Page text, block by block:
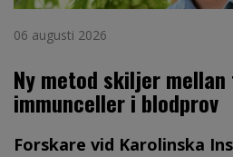
06 augusti 2026
Ny metod skiljer
immunceller i blodprov
Forskare vid Karolinska